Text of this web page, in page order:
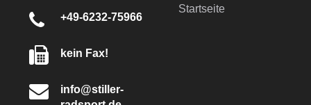
+49-6232-75966
kein Fax!
info@stiller-
Startseite